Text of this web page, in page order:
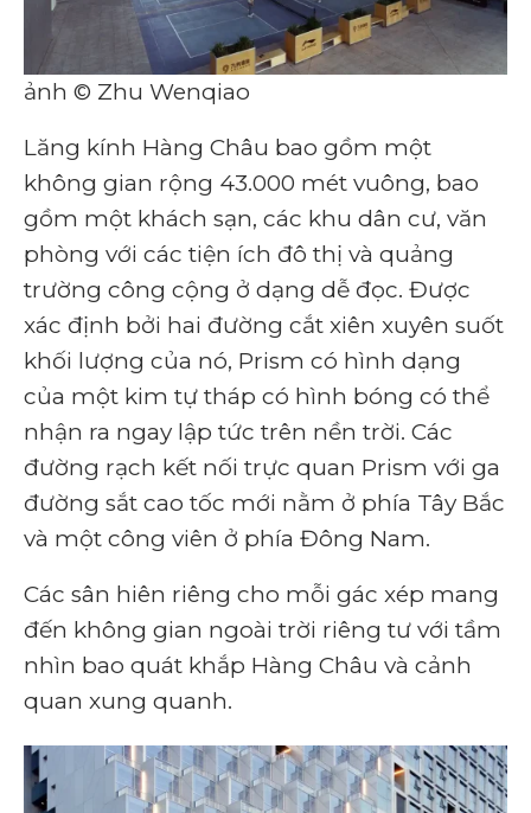
ảnh © Zhu Wenqiao
Lăng kính Hàng Châu bao gồm một
không gian rộng 43.000 mét vuông, bao
gồm một khách sạn, các khu dân cư, văn
phòng với các tiện ích đô thị và quảng
trường công cộng ở dạng dễ đọc. Được
xác định bởi hai đường cắt xiên xuyên suốt
khối lượng của nó, Prism có hình dạng
của một kim tự tháp có hình bóng có thể
nhận ra ngay lập tức trên nền trời. Các
đường rạch kết nối trực quan Prism với ga
đường sắt cao tốc mới nằm ở phía Tây Bắc
và một công viên ở phía Đông Nam.
Các sân hiên riêng cho mỗi gác xép mang
đến không gian ngoài trời riêng tư với tầm
nhìn bao quát khắp Hàng Châu và cảnh
quan xung quanh.